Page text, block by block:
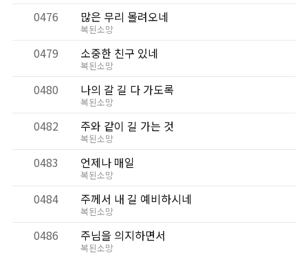
0476 많은 무리 몰려오네
복된소망
0479 소중한 친구 있네
복된소망
0480 나의 갈 길 다 가도록
복된소망
0482 주와 같이 길 가는 것
복된소망
0483 언제나 매일
복된소망
0484 주께서 내 길 예비하시네
복된소망
0486 주님을 의지하면서
복된소망